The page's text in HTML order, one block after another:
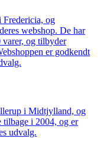
Fredericia, og
webshop. De har
varer, og tilbyder
er godkendt
i Midtjylland, og
tilbage i 2004, og er
udvalg.